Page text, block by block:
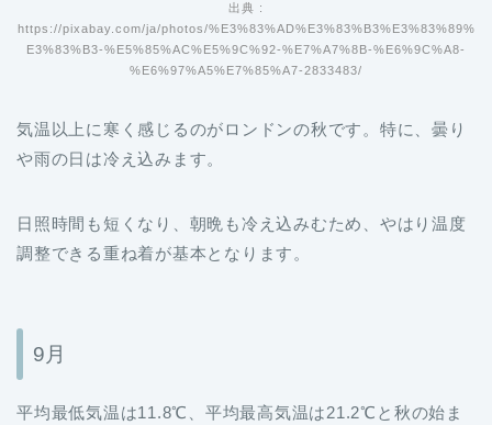
出典 :
https://pixabay.com/ja/photos/%E3%83%AD%E3%83%B3%E3%83%89%
E3%83%B3-%E5%85%AC%E5%9C%92-%E7%A7%8B-%E6%9C%A8-
%E6%97%A5%E7%85%A7-2833483/
気温以上に寒く感じるのがロンドンの秋です。特に、曇り
や雨の日は冷え込みます。
日照時間も短くなり、朝晩も冷え込みむため、やはり温度
調整できる重ね着が基本となります。
9月
平均最低気温は11.8℃、平均最高気温は21.2℃と秋の始ま